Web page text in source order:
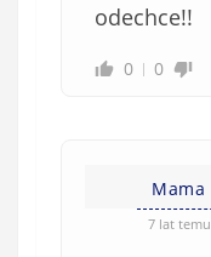
odechce!!
0 0
Mama
7 lat temu